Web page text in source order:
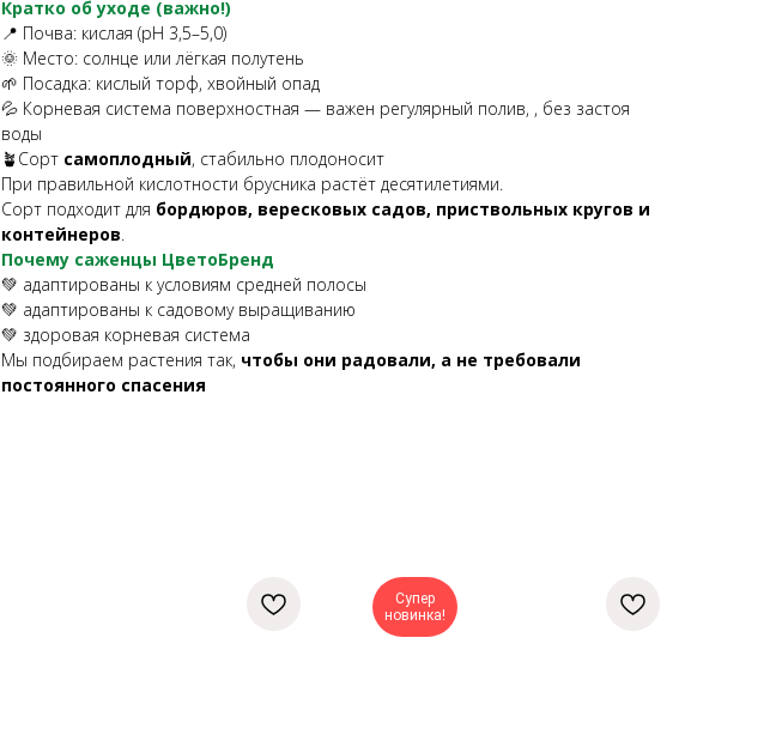
Кратко об уходе (важно!)
📍 Почва: кислая (pH 3,5–5,0)
🌞 Место: солнце или лёгкая полутень
🌱 Посадка: кислый торф, хвойный опад
💦 Корневая система поверхностная — важен регулярный полив, , без застоя
воды
🪴Сорт самоплодный, стабильно плодоносит
При правильной кислотности брусника растёт десятилетиями.
Сорт подходит для бордюров, вересковых садов, приствольных кругов и
контейнеров
Почему саженцы ЦветоБренд
💚 адаптированы к условиям средней полосы
💚 адаптированы к садовому выращиванию
💚 здоровая корневая система
Мы подбираем растения так, чтобы они радовали, а не требовали
постоянного спасения
Супер
новинка!